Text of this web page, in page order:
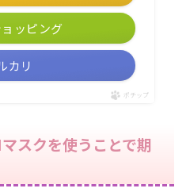
ッピング
カリ
ポチップ
スクを使うことで期